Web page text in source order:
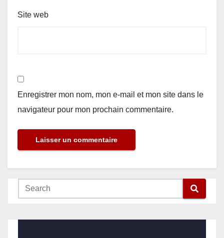
Site web
Enregistrer mon nom, mon e-mail et mon site dans le
navigateur pour mon prochain commentaire.